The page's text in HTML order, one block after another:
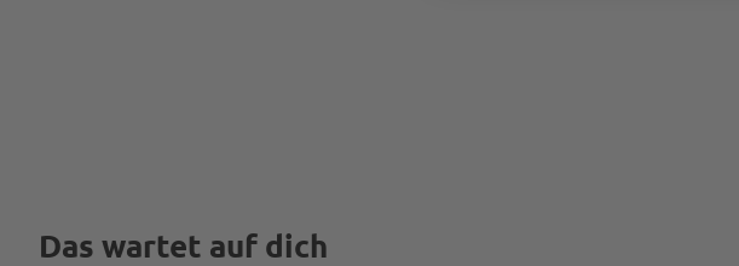
Das wartet auf dich